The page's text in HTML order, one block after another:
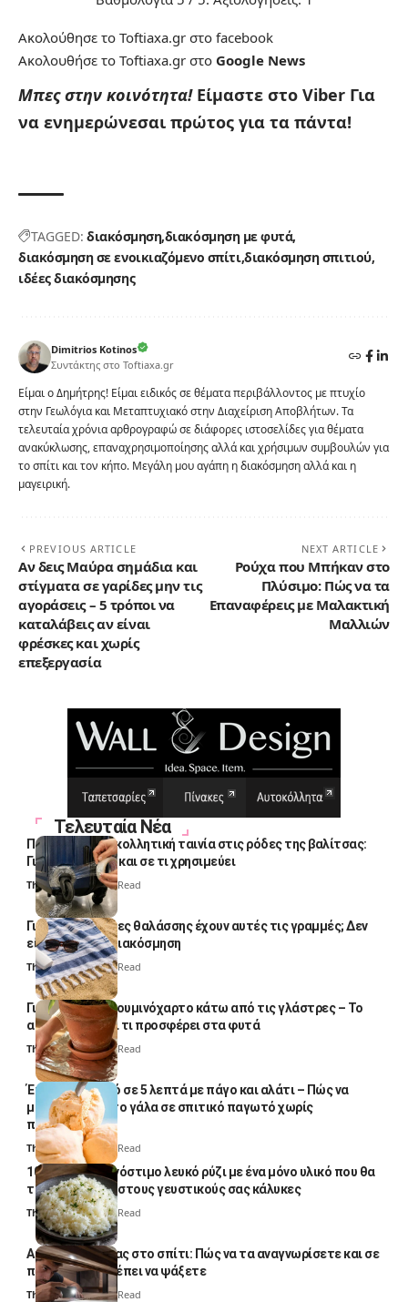
Ακολούθησε το Toftiaxa.gr στο facebook
Ακολουθήσε το Toftiaxa.gr στο Google News
Μπες στην κοινότητα! Είμαστε στο Viber Για
να ενημερώνεσαι πρώτος για τα πάντα!
TAGGED: διακόσμησηδιακόσμηση με φυτά
διακόσμηση σε ενοικιαζόμενο σπίτιδιακόσμηση σπιτιού
ιδέες διακόσμησης
Dimitrios Kotinos
Συντάκτης στο Toftiaxa.gr
Είμαι ο Δημήτρης! Είμαι ειδικός σε θέματα περιβάλλοντος με πτυχίο
στην Γεωλόγια και Μεταπτυχιακό στην Διαχείριση Αποβλήτων. Τα
τελευταία χρόνια αρθρογραφώ σε διάφορες ιστοσελίδες για θέματα
ανακύκλωσης, επαναχρησιμοποίησης αλλά και χρήσιμων συμβουλών για
το σπίτι και τον κήπο. Μεγάλη μου αγάπη η διακόσμηση αλλά και η
μαγειρική.
PREVIOUS ARTICLE
Αν δεις Μαύρα σημάδια και
στίγματα σε γαρίδες μην τις
αγοράσεις – 5 τρόποι να
καταλάβεις αν είναι
φρέσκες και χωρίς
επεξεργασία
NEXT ARTICLE
Ρούχα που Μπήκαν στο
Πλύσιμο: Πώς να τα
Επαναφέρεις με Μαλακτική
Μαλλιών
Τελευταία Νέα
Πολλοί βάζουν κολλητική ταινία στις ρόδες της βαλίτσας:
Γιατί το κάνουν και σε τι χρησιμεύει
Thali Ombre 4 Min Read
Γιατί οι πετσέτες θαλάσσης έχουν αυτές τις γραμμές; Δεν
είναι μόνο για διακόσμηση
Thali Ombre5 Min Read
Γιατί βάζουν αλουμινόχαρτο κάτω από τις γλάστρες – Το
απλό κόλπο και τι προσφέρει στα φυτά
Thali Ombre4 Min Read
Έτοιμο παγωτό σε 5 λεπτά με πάγο και αλάτι – Πώς να
μετατρέψετε το γάλα σε σπιτικό παγωτό χωρίς
παγωτομηχανή
Thali Ombre 4 Min Read
10 φορές ποιο νόστιμο λευκό ρύζι με ένα μόνο υλικό που θα
το απογειώσει στους γευστικούς σας κάλυκες
Thali Ombre4 Min Read
Αυγά κατσαρίδας στο σπίτι: Πώς να τα αναγνωρίσετε και σε
ποια σημεία πρέπει να ψάξετε
Thali Ombre4 Min Read